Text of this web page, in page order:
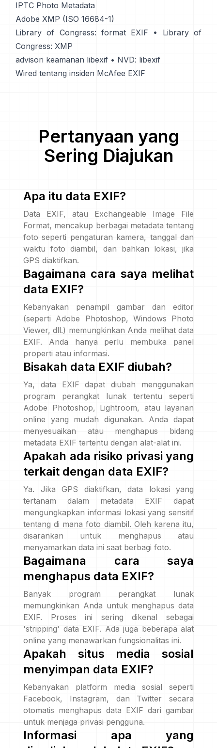
IPTC Photo Metadata
Adobe XMP (ISO 16684-1)
Library of Congress: format EXIF
•
Library of
Congress: XMP
advisori keamanan libexif • NVD: libexif
Wired tentang insiden McAfee EXIF
Pertanyaan yang
Sering Diajukan
Apa itu data EXIF?
Data EXIF, atau Exchangeable Image File
Format, mencakup berbagai metadata tentang
foto seperti pengaturan kamera, tanggal dan
waktu foto diambil, dan bahkan lokasi, jika
GPS diaktifkan.
Bagaimana cara saya melihat
data EXIF?
Kebanyakan penampil gambar dan editor
(seperti Adobe Photoshop, Windows Photo
Viewer, dll.) memungkinkan Anda melihat data
EXIF. Anda hanya perlu membuka panel
properti atau informasi.
Bisakah data EXIF diubah?
Ya, data EXIF dapat diubah menggunakan
program perangkat lunak tertentu seperti
Adobe Photoshop, Lightroom, atau layanan
online yang mudah digunakan. Anda dapat
menyesuaikan atau menghapus bidang
metadata EXIF tertentu dengan alat-alat ini.
Apakah ada risiko privasi yang
terkait dengan data EXIF?
Ya. Jika GPS diaktifkan, data lokasi yang
tertanam dalam metadata EXIF dapat
mengungkapkan informasi lokasi yang sensitif
tentang di mana foto diambil. Oleh karena itu,
disarankan untuk menghapus atau
menyamarkan data ini saat berbagi foto.
Bagaimana cara saya
menghapus data EXIF?
Banyak program perangkat lunak
memungkinkan Anda untuk menghapus data
EXIF. Proses ini sering dikenal sebagai
'stripping' data EXIF. Ada juga beberapa alat
online yang menawarkan fungsionalitas ini.
Apakah situs media sosial
menyimpan data EXIF?
Kebanyakan platform media sosial seperti
Facebook, Instagram, dan Twitter secara
otomatis menghapus data EXIF dari gambar
untuk menjaga privasi pengguna.
Informasi apa yang